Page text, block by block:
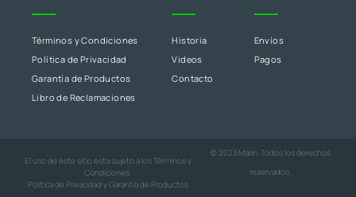
Términos y Condiciones
Política de Privacidad
Garantía de Productos
Libro de Reclamaciones
Historia
Videos
Contacto
Envíos
Pagos
El uso de este sitio esta sujeto a los Términos y
Condiciones
Política de Privacidad yGarantía de Productos
© 2023 Marin. Todos los derechos
reservados.